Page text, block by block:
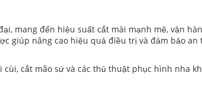
mang đến hiệu suất cắt mài mạnh mẽ, vận
giúp nâng cao hiệu quả điều trị và đảm bảo
cắt mão sứ và các thủ thuật phục hình nha